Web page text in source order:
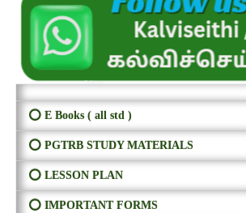
⭕ E Books ( all std )
⭕ PGTRB STUDY MATERIALS
⭕ LESSON PLAN
⭕ IMPORTANT FORMS